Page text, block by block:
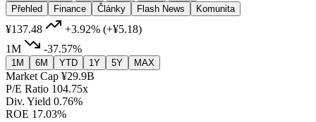
Přehled
Finance Články Flash News Komunita
¥137.48 +3.92% (+¥5.18)
1M
-37.57%
1M 6M YTD 1Y 5Y MAX
Market Cap ¥29.9B
P/E Ratio 104.75x
Div. Yield 0.76%
ROE 17.03%